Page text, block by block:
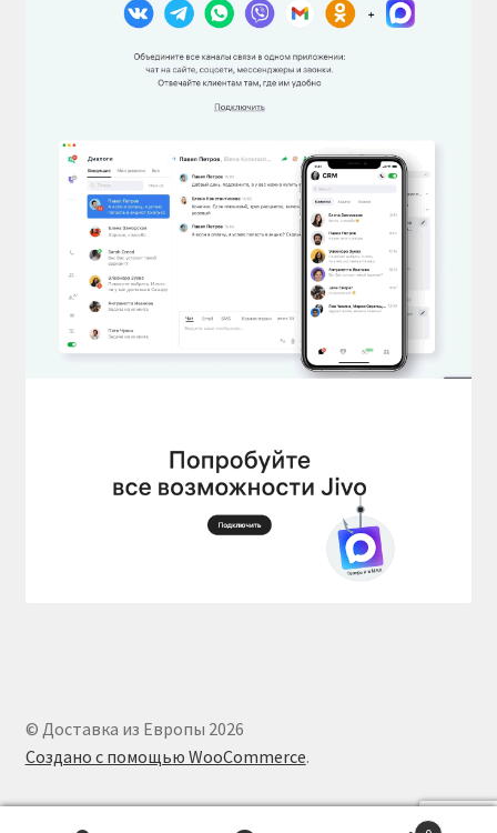
© Доставка из Европы 2026
Создано с помощью WooCommerce.